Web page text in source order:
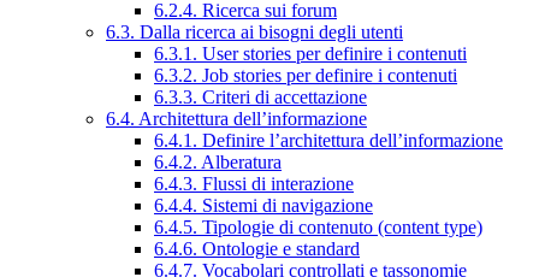
6.2.4. Ricerca sui forum
6.3. Dalla ricerca ai bisogni degli utenti
6.3.1. User stories per definire i contenuti
6.3.2. Job stories per definire i contenuti
6.3.3. Criteri di accettazione
6.4. Architettura dell’informazione
6.4.1. Definire l’architettura dell’informazione
6.4.2. Alberatura
6.4.3. Flussi di interazione
6.4.4. Sistemi di navigazione
6.4.5. Tipologie di contenuto (content type)
6.4.6. Ontologie e standard
6.4.7. Vocabolari controllati e tassonomie